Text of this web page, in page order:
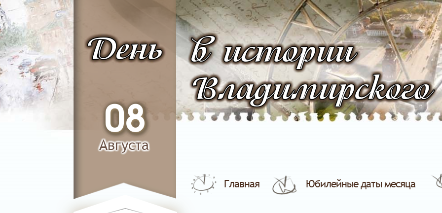
День
08
Августа
в истории
Владимирского
Главная Юбилейные даты месяца